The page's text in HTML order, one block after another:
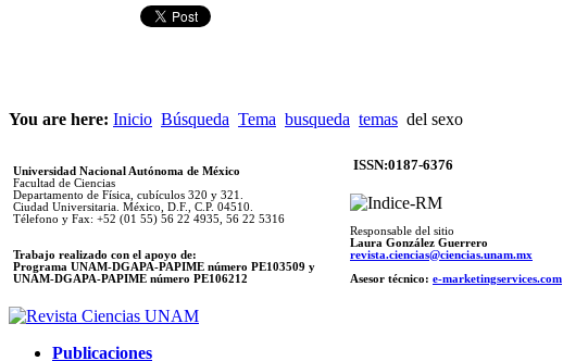
You are here: Inicio Búsqueda Tema busqueda temas del sexo
Universidad Nacional Autónoma de México
Facultad de Ciencias
Departamento de Física, cubículos 320 y 321.
Ciudad Universitaria. México, D.F., C.P. 04510.
Télefono y Fax: +52 (01 55) 56 22 4935, 56 22 5316
Trabajo realizado con el apoyo de:
Programa UNAM-DGAPA-PAPIME número PE103509 y
UNAM-DGAPA-PAPIME número PE106212
ISSN:0187-6376
Responsable del sitio
Laura González Guerrero
revista.ciencias@ciencias.unam.mx
Asesor técnico: e-marketingservices.com
Publicaciones